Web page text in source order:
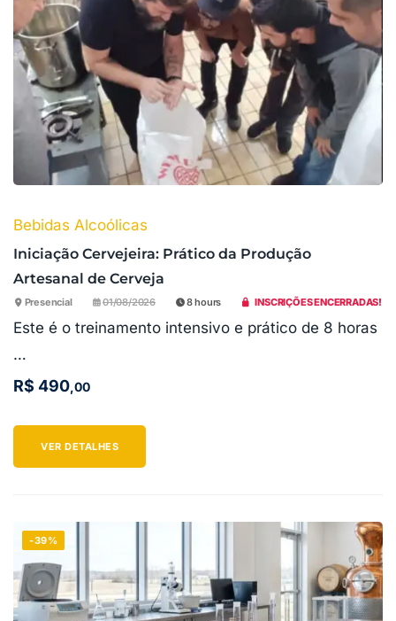
Bebidas Alcoólicas
Iniciação Cervejeira: Prático da Produção
Artesanal de Cerveja
Presencial 01/08/2026 8 hours INSCRIÇÕES ENCERRADAS!
Este é o treinamento intensivo e prático de 8 horas
…
R$ 490,00
VER DETALHES
-39%